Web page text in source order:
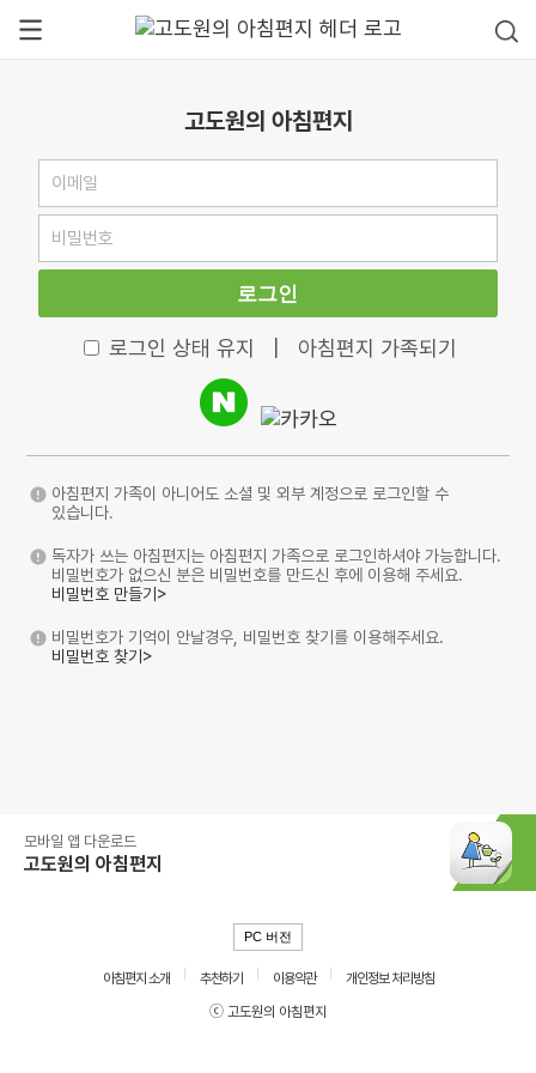
고도원의 아침편지
로그인
로그인 상태 유지 아침편지 가족되기
아침편지 가족이 아니어도 소셜 및 외부 계정으로 로그인할 수
있습니다.
독자가 쓰는 아침편지는 아침편지 가족으로 로그인하셔야 가능합니다.
비밀번호가 없으신 분은 비밀번호를 만드신 후에 이용해 주세요.
비밀번호 만들기>
비밀번호가 기억이 안날경우, 비밀번호 찾기를 이용해주세요.
비밀번호 찾기>
모바일 앱 다운로드
고도원의 아침편지
PC 버전
아침편지 소개 추천하기 이용약관
개인정보 처리방침
ⓒ 고도원의 아침편지